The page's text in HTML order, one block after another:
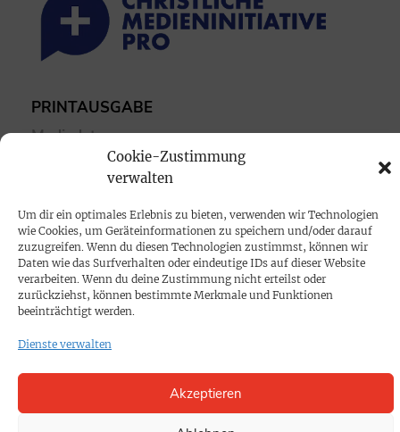
Cookie-Zustimmung
verwalten
Um dir ein optimales Erlebnis zu bieten, verwenden wir Technologien
wie Cookies, um Geräteinformationen zu speichern und/oder darauf
zuzugreifen. Wenn du diesen Technologien zustimmst, können wir
Daten wie das Surfverhalten oder eindeutige IDs auf dieser Website
verarbeiten. Wenn du deine Zustimmung nicht erteilst oder
zurückziehst, können bestimmte Merkmale und Funktionen
beeinträchtigt werden.
Dienste verwalten
Akzeptieren
PRINTAUSGABE
Mediadaten
PROKOMPAKT
Impressum
SPENDEN
Datenschutz
KONTAKT
Cookie-Richtlinie